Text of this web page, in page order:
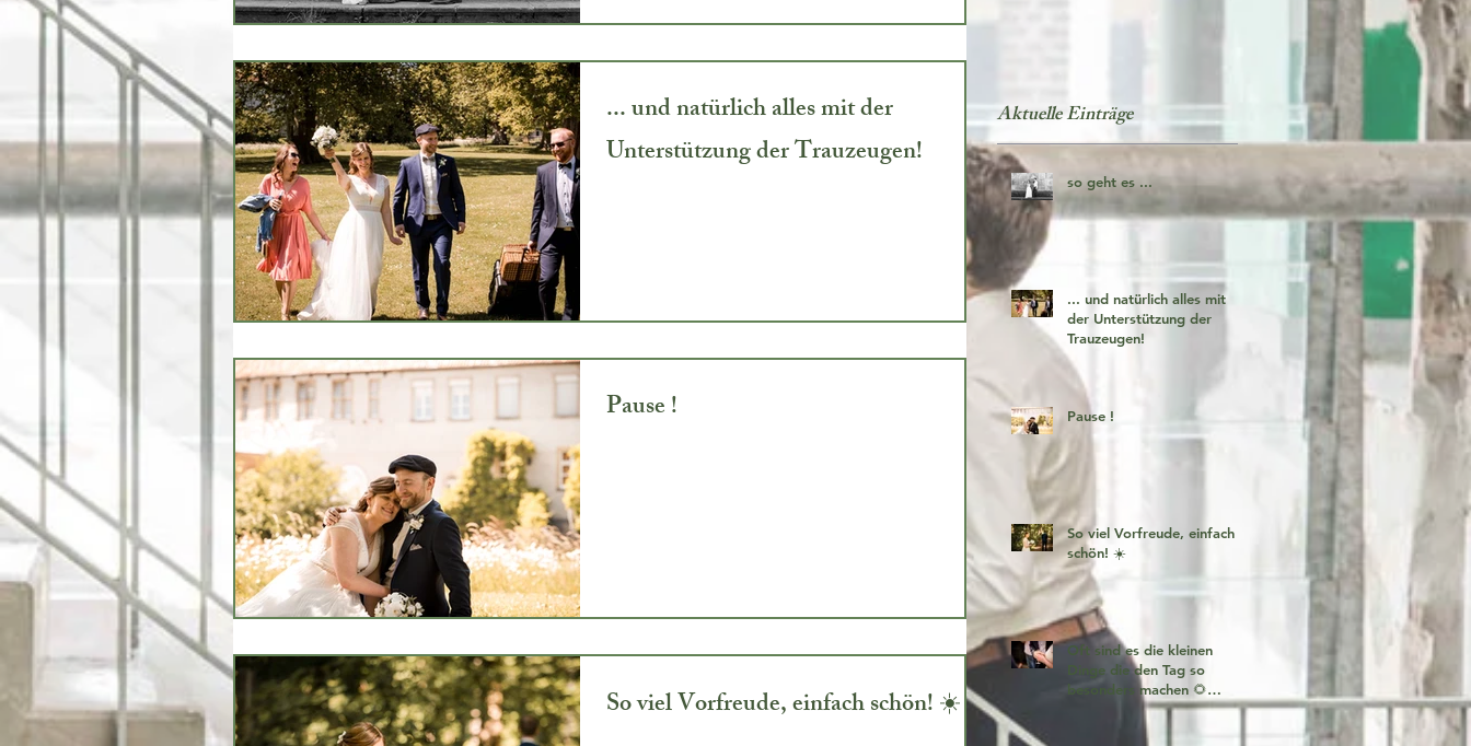
... und natürlich alles mit der
Unterstützung der Trauzeugen!
Pause !
So viel Vorfreude, einfach schön! ☀️
Aktuelle Einträge
so geht es ...
... und natürlich alles mit
der Unterstützung der
Trauzeugen!
Pause !
So viel Vorfreude, einfach
schön! ☀️
Oft sind es die kleinen
Dinge die den Tag so
besonders machen 🌻
Fotogeschichten zum
verlieben 🧡